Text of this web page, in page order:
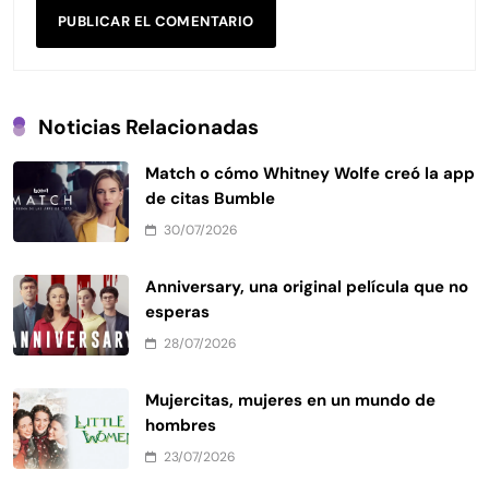
Noticias Relacionadas
Match o cómo Whitney Wolfe creó la app
de citas Bumble
30/07/2026
Anniversary, una original película que no
esperas
28/07/2026
Mujercitas, mujeres en un mundo de
hombres
23/07/2026